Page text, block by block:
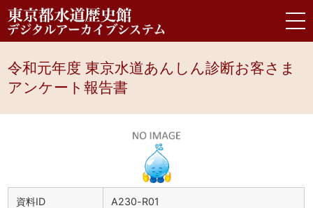
令和元年度 東京水道あんしん診断お客さま
アンケート報告書
資料ID A230-R01